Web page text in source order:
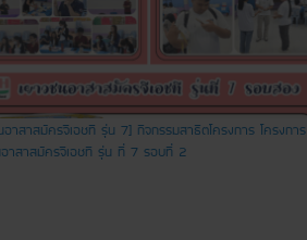
อาสาสมัครจีเอชที รุ่น 7] กิจกรรมสาธิตโครงการ โครงการ
อาสาสมัครจีเอชที รุ่น ที่ 7 รอบที่ 2